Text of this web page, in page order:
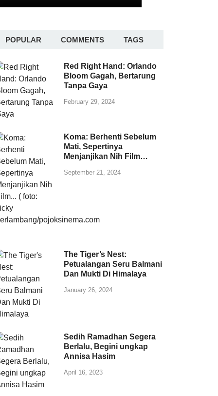
POPULAR COMMENTS TAGS
Red Right Hand: Orlando
Bloom Gagah, Bertarung
Tanpa Gaya
February 29, 2024
Koma: Berhenti Sebelum
Mati, Sepertinya
Menjanjikan Nih Film…
September 21, 2024
The Tiger’s Nest:
Petualangan Seru Balmani
Dan Mukti Di Himalaya
January 26, 2024
Sedih Ramadhan Segera
Berlalu, Begini ungkap
Annisa Hasim
April 16, 2023